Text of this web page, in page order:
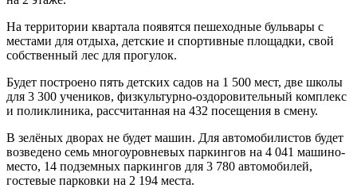
На территории квартала появятся пешеходные бульвары с
местами для отдыха, детские и спортивные площадки, свой
собственный лес для прогулок.
Будет построено пять детских садов на 1 500 мест, две школы
для 3 300 учеников, физкультурно-оздоровительный комплекс
и поликлиника, рассчитанная на 432 посещения в смену.
В зелёных дворах не будет машин. Для автомобилистов будет
возведено семь многоуровневых паркингов на 4 041 машино-
место, 14 подземных паркингов для 3 780 автомобилей,
гостевые парковки на 2 194 места.